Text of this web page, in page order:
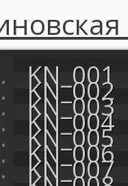
KN_001
KN_002
KN_003
KN_004
KN_005
KN_006
KN_007